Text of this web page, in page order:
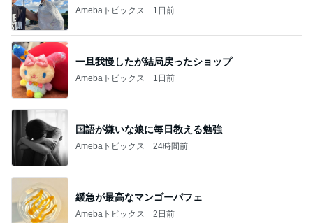
Amebaトピックス 1日前
一旦我慢したが結局戻ったショップ
Amebaトピックス 1日前
国語が嫌いな娘に毎日教える勉強
Amebaトピックス 24時間前
緩急が最高なマンゴーパフェ
Amebaトピックス 2日前